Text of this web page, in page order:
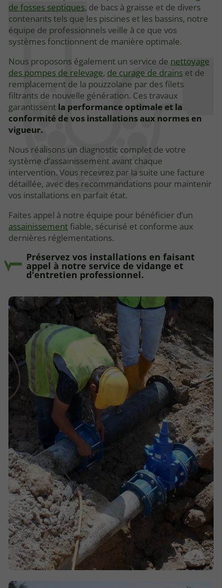
de fosses septiques, de bacs à graisse et de divers
contenants tels que les piscines et les bassins, notre
équipe de professionnels veille à ce que vos
systèmes fonctionnent de manière optimale.
Nous proposons également un service de nettoyage
des pompes de relevage, de curage de drains et de
remplacement de la pouzzolane par des filets
filtrants de nouvelle génération. Ces travaux
garantissent la performance optimale et la
conformité de vos installations aux normes en
vigueur.
Nous réalisons un diagnostic complet de votre
système d’assainissement avant chaque
intervention. Vous recevrez par la suite une facture
détaillée, avec des recommandations pour maintenir
vos installations en parfait état.
Faites appel à notre équipe pour bénéficier d’un
assainissementfiable, sécurisé et conforme aux
dernières réglementations.
Préservez vos installations en faisant
appel à notre service de vidange et
d'entretien professionnel.